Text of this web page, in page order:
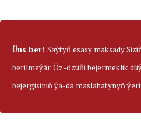
Üns ber! Saýtyň esasy maksady
berilmeýär. Öz-özüňi bejermeklik
bejergisiniň ýa-da maslahatynyň